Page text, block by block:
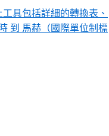
具包括詳細的轉換表、
到 馬赫（國際單位制標